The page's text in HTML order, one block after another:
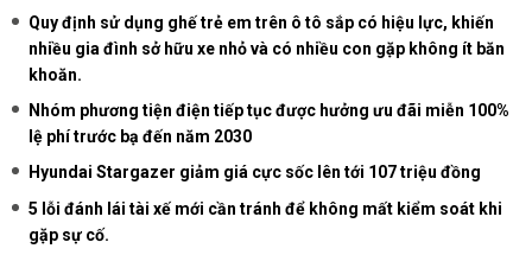
Quy định sử dụng ghế trẻ em trên ô tô sắp có hiệu lực, khiến
nhiều gia đình sở hữu xe nhỏ và có nhiều con gặp không ít băn
khoăn.
Nhóm phương tiện điện tiếp tục được hưởng ưu đãi miễn 100%
lệ phí trước bạ đến năm 2030
Hyundai Stargazer giảm giá cực sốc lên tới 107 triệu đồng
5 lỗi đánh lái tài xế mới cần tránh để không mất kiểm soát khi
gặp sự cố.